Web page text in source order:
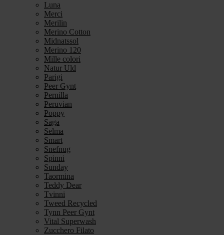
Luna
Merci
Merilin
Merino Cotton
Midnatssol
Merino 120
Mille colori
Natur Uld
Parigi
Peer Gynt
Pernilla
Peruvian
Poppy
Saga
Selma
Smart
Snefnug
Spinni
Sunday
Taormina
Teddy Dear
Tvinni
Tweed Recycled
Tynn Peer Gynt
Vital Superwash
Zucchero Filato